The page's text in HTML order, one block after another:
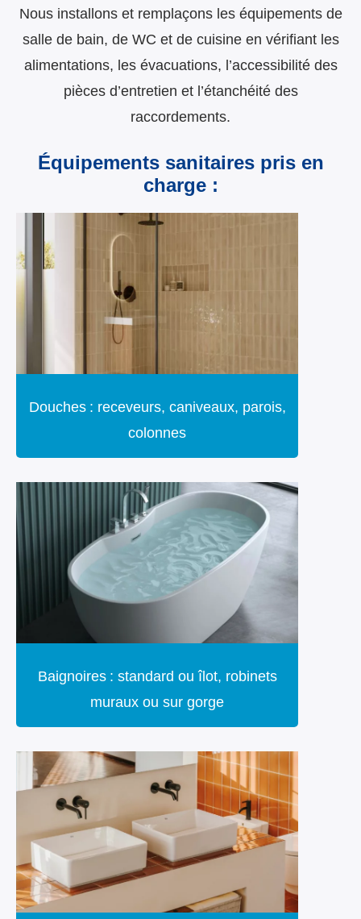
Nous installons et remplaçons les équipements de
salle de bain, de WC et de cuisine en vérifiant les
alimentations, les évacuations, l’accessibilité des
pièces d’entretien et l’étanchéité des
raccordements.
Équipements sanitaires pris en
charge:
Douches : receveurs, caniveaux, parois,
colonnes
Baignoires : standard ou îlot, robinets
muraux ou sur gorge